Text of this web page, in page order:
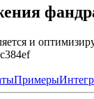
и
Примеры